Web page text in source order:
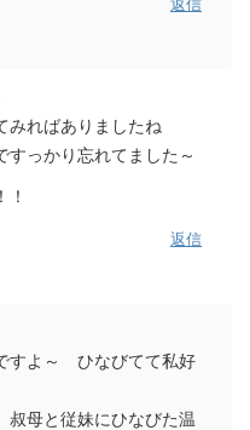
みればありましたね
すっかり忘れてました～
返信
すよ～ ひなびてて私好
叔母と従妹にひなびた温